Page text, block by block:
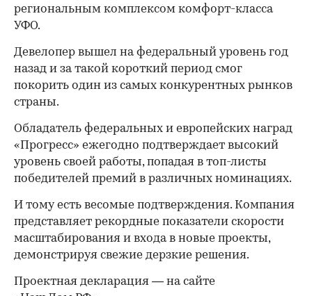
региональным комплексом комфорт-класса
УФО.
Девелопер вышел на федеральный уровень год
назад и за такой короткий период смог
покорить один из самых конкурентных рынков
страны.
Обладатель федеральных и европейских наград
«Прогресс» ежегодно подтверждает высокий
уровень своей работы, попадая в топ-листы
победителей премий в различных номинациях.
И тому есть весомые подтверждения. Компания
представляет рекордные показатели скорости
масштабирования и входа в новые проекты,
демонстрируя свежие дерзкие решения.
Проектная декларация — на сайте